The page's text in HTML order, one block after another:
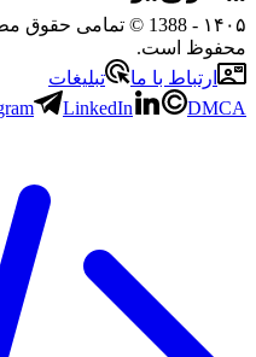
- 1388 © تمامی حقوق
است.
با ما
تبلیغات
Telegram
LinkedIn